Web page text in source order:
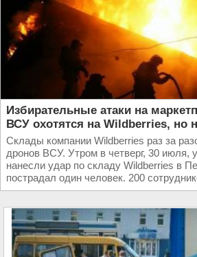
Избирательные атаки на
ВСУ охотятся на Wildberries, но
Склады компании Wildberries раз за
дронов ВСУ. Утром в четверг, 30 июля,
нанесли удар по складу Wildberries в
пострадал один человек. 200